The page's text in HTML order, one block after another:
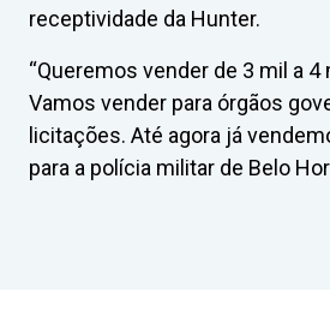
receptividade da Hunter.
“Queremos vender de 3 mil a 4
Vamos vender para órgãos
licitações. Até agora já
para a polícia militar de Belo